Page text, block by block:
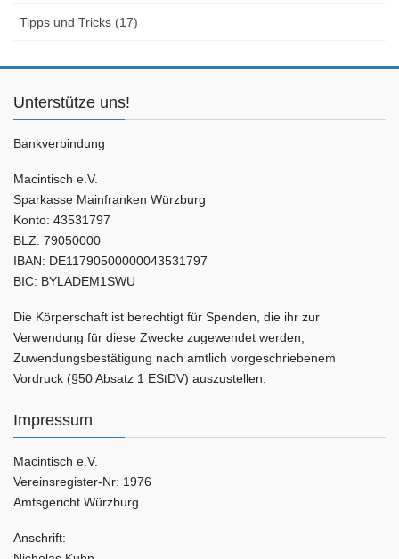
Tipps und Tricks (17)
Unterstütze uns!
Bankverbindung
Macintisch e.V.
Sparkasse Mainfranken Würzburg
Konto: 43531797
BLZ: 79050000
IBAN: DE11790500000043531797
BIC: BYLADEM1SWU
Die Körperschaft ist berechtigt für Spenden, die ihr zur
Verwendung für diese Zwecke zugewendet werden,
Zuwendungsbestätigung nach amtlich vorgeschriebenem
Vordruck (§50 Absatz 1 EStDV) auszustellen.
Impressum
Macintisch e.V.
Vereinsregister-Nr: 1976
Amtsgericht Würzburg
Anschrift: